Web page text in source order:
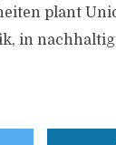
plant
in